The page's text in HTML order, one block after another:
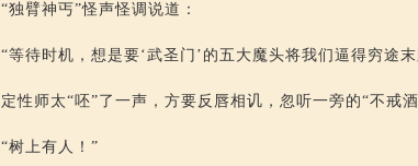
“独臂神丐”怪声怪调说道：
“等待时机，想是要‘武圣门’的五大魔头将我们逼得穷途
定性师太“呸”了一声，方要反唇相讥，忽听一旁的“不戒酒
“树上有人！”